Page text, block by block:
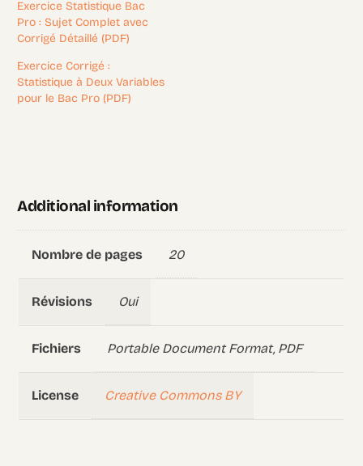
Exercice Statistique Bac
Pro : Sujet Complet avec
Corrigé Détaillé (PDF)
Exercice Corrigé :
Statistique à Deux Variables
pour le Bac Pro (PDF)
Additional information
Nombre de pages 20
Révisions Oui
Fichiers Portable Document Format, PDF
License Creative Commons BY